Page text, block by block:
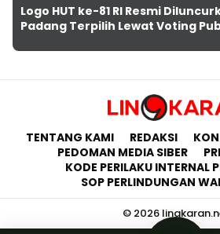
Logo HUT ke-81 RI Resmi
Padang Terpilih Lewat Voting
TENTANG KAMI REDAKSI
PEDOMAN MEDIA SIBER
KODE PERILAKU INTERNAL
SOP PERLINDUNGAN
© 2026